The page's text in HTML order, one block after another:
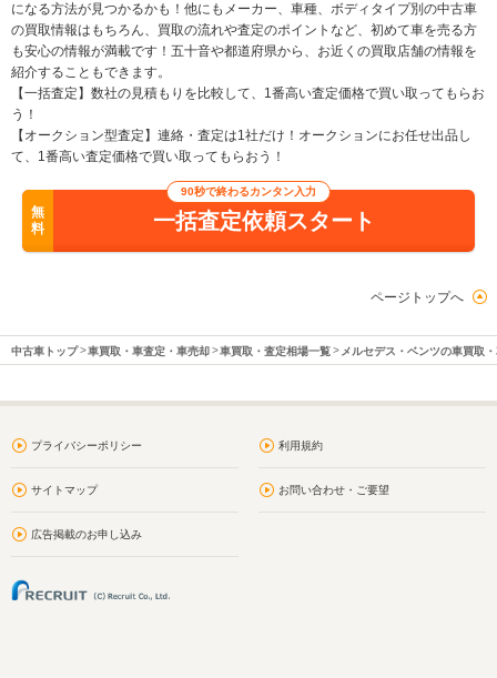
になる方法が見つかるかも！他にもメーカー、車種、ボディタイプ別の中古車
の買取情報はもちろん、買取の流れや査定のポイントなど、初めて車を売る方
も安心の情報が満載です！五十音や都道府県から、お近くの買取店舗の情報を
紹介することもできます。
【一括査定】数社の見積もりを比較して、1番高い査定価格で買い取ってもらお
う！
【オークション型査定】連絡・査定は1社だけ！オークションにお任せ出品し
て、1番高い査定価格で買い取ってもらおう！
無
料
90秒で終わるカンタン入力
一括査定依頼スタート
ページトップへ
中古車トップ 車買取・車査定・車売却 車買取・査定相場一覧 メルセデス・ベンツの車買取
プライバシーポリシー 利用規約
サイトマップ お問い合わせ・ご要望
広告掲載のお申し込み